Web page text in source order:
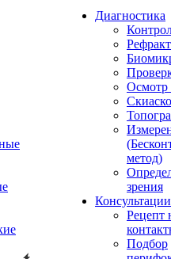
Диагностика
Осмотр
метод)
зрения
Рецепт
Подбор